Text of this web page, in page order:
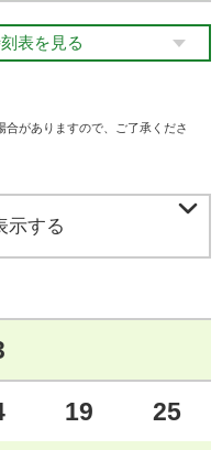
表を見る
がありますので、ご了承くださ
示する 
19 25